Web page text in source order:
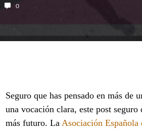
Número de comentarios:
0
Seguro que has pensado en más de
una vocación clara, este post
más futuro. La Asociación Española